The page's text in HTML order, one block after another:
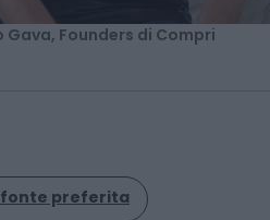
Founders di Compri
fonte preferita